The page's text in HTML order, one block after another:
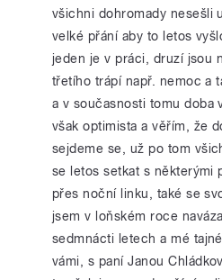
všichni dohromady nesešli
velké přání aby to letos
jeden je v práci, druzí jsou
třetího trápí např. nemoc a
a v současnosti tomu doba
však optimista a věřím, že
sejdeme se, už po tom
se letos setkat s některými
přes noční linku, také se
jsem v loňském roce
sedmnácti letech a mé
vámi, s paní Janou